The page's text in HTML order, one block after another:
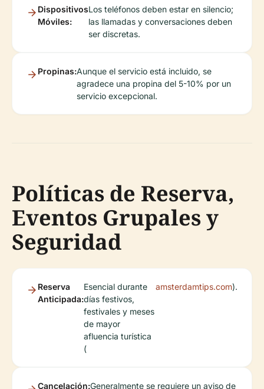
Dispositivos
Móviles:
Los teléfonos deben estar en silencio;
las llamadas y conversaciones deben
ser discretas.
Propinas:Aunque el servicio está incluido, se
agradece una propina del 5-10% por un
servicio excepcional.
Políticas de Reserva,
Eventos Grupales y
Seguridad
Reserva
Anticipada:
Esencial durante
días festivos,
festivales y meses
de mayor
afluencia turística
(
amsterdamtips.com).
Cancelación:Generalmente se requiere un aviso de